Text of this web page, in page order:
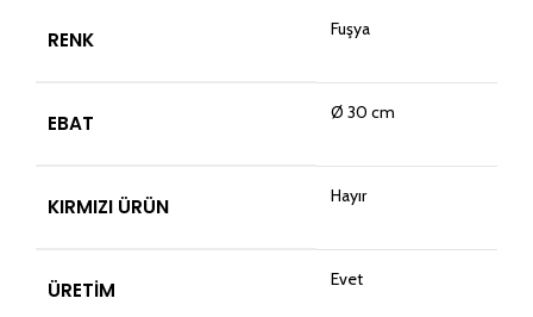
RENK Fuşya
EBAT Ø 30 cm
KIRMIZI ÜRÜN Hayır
ÜRETIM Evet